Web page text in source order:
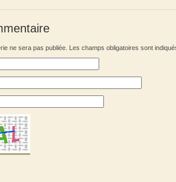
ne sera pas publiée. Les champs obligatoires sont